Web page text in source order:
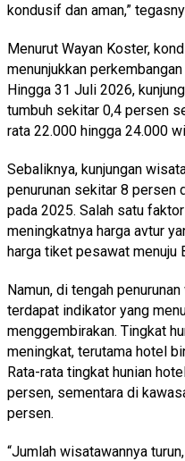
kondusif dan aman,”
Menurut Wayan Koster,
menunjukkan
Hingga 31 Juli 2026,
tumbuh sekitar 0,4 persen
rata 22.000 hingga 24.000
Sebaliknya, kunjungan
penurunan sekitar 8 persen
pada 2025. Salah satu
meningkatnya harga avtur
harga tiket pesawat menuju
Namun, di tengah
terdapat indikator yang
menggembirakan. Tingkat
meningkat, terutama hotel
Rata-rata tingkat hunian
persen, sementara di
persen.
“Jumlah wisatawannya